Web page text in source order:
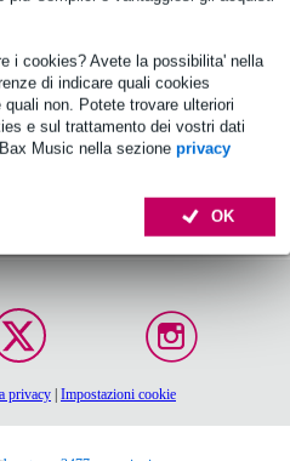
i cookies? Avete la possibilita' nella
di indicare quali cookies
non. Potete trovare ulteriori
e sul trattamento dei vostri dati
Music nella sezione privacy
OK
privacy Impostazioni cookie